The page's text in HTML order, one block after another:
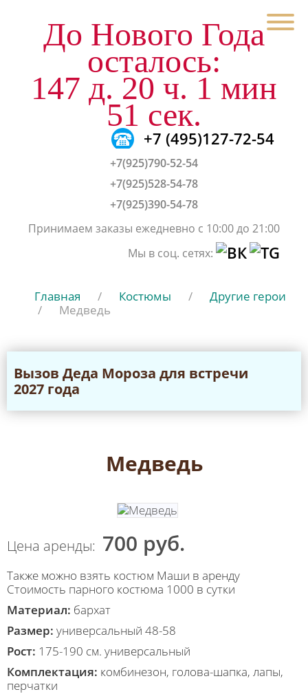
До Нового Года
осталось:
147 д. 20 ч. 1 мин
51 сек.
+7 (495)127-72-54
+7(925)790-52-54
+7(925)528-54-78
+7(925)390-54-78
Принимаем заказы ежедневно с 10:00 до 21:00
Мы в соц. сетях:
Главная / Костюмы /
Другие герои
/
Медведь
Вызов Дeда Мороза для встречи
2027 года
Медведь
Цена аренды: 700 руб.
Также можно взять костюм Маши в аренду
Стоимость парного костюма 1000 в сутки
Материал: бархат
Размер: универсальный 48-58
Рост: 175-190 см. универсальный
Комплектация: комбинезон, голова-шапка, лапы,
перчатки